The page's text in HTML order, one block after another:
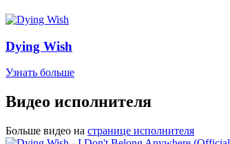
Dying Wish
Узнать больше
Видео исполнителя
Больше видео на странице исполнителя